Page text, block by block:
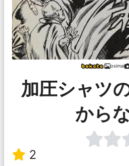
osimai
加圧シャツ
から
2